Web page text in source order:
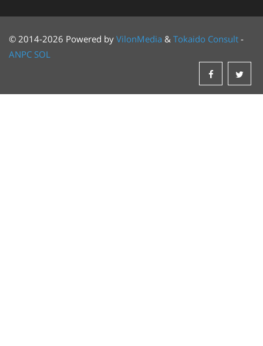
© 2014-2026 Powered by VilonMedia & Tokaido Consult -
ANPC SOL